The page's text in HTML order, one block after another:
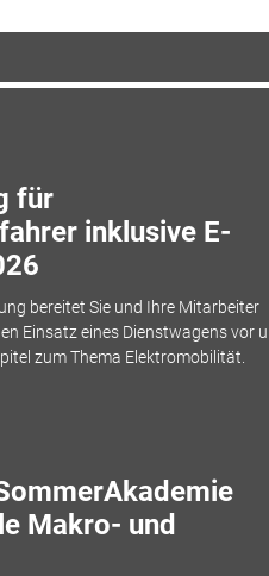
für
inklusive E-
bereitet Sie und Ihre Mitarbeiter
Einsatz eines Dienstwagens vor
zum Thema Elektromobilität.
Makro- und